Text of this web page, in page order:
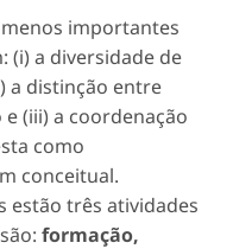
importantes
(i) a diversidade de
a distinção entre
(iii) a coordenação
como
conceitual.
estão três atividades
formação,